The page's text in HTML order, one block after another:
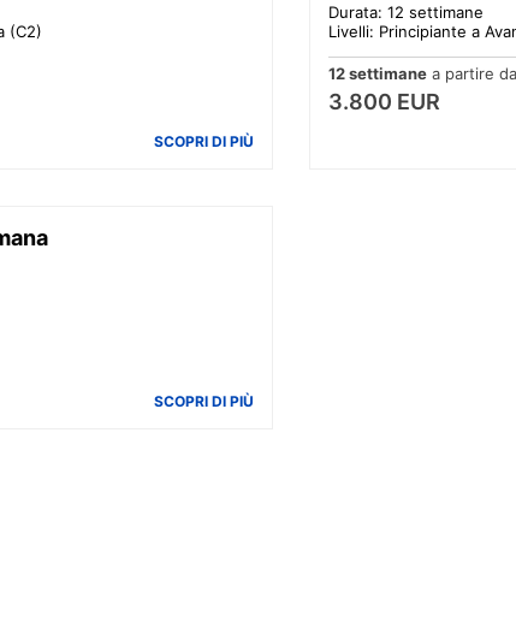
(C2)
SCOPRI DI PIÙ
Durata: 12 settimane
Livelli: Principiante a
12 settimane a partire da
3.800 EUR
SCOPRI DI PIÙ